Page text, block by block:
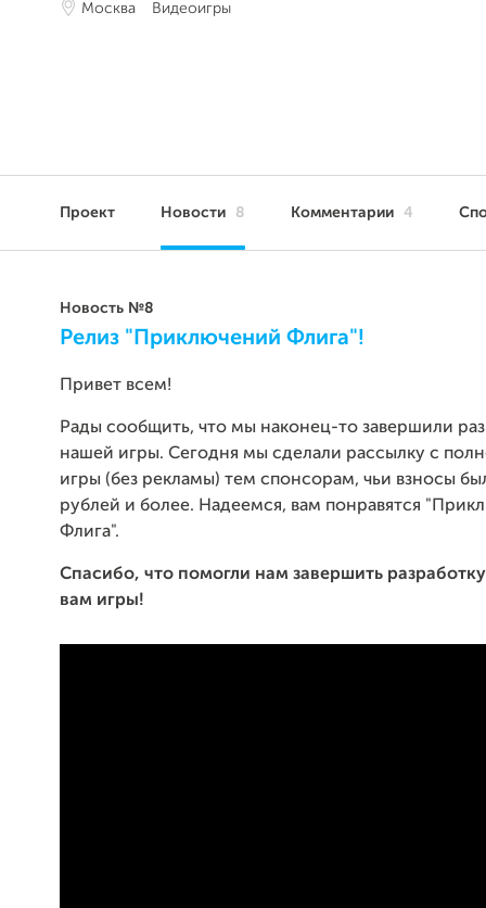
Москва Видеоигры
Проект Новости 8 Комментарии 4
Новость №8
Релиз "Приключений Флига"!
Привет всем!
Рады сообщить, что мы наконец-то завершили
нашей игры. Сегодня мы сделали рассылку с
игры (без рекламы) тем спонсорам, чьи взносы
рублей и более. Надеемся, вам понравятся
Флига".
Спасибо, что помогли нам завершить
вам игры!